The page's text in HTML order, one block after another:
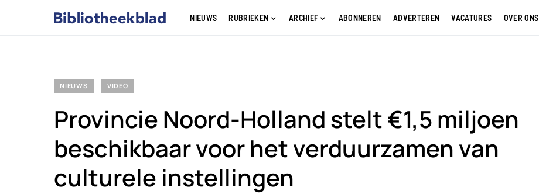
NIEUWS RUBRIEKEN ARCHIEF ABONNEREN ADVERTEREN VACATURES OVER ONS
NIEUWS VIDEO
Provincie Noord-Holland stelt €1,5 miljoen
beschikbaar voor het verduurzamen van
culturele instellingen